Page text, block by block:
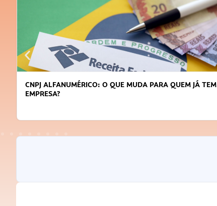
CNPJ ALFANUMÉRICO: O QUE MUDA PARA QUEM JÁ TEM
EMPRESA?